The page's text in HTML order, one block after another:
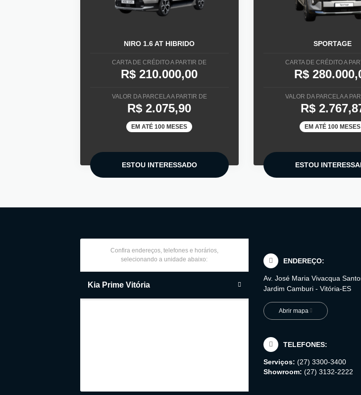
NIRO 1.6 AT HIBRIDO
CARTA DE CRÉDITO A PARTIR DE
R$ 210.000,00
VALOR DA PARCELA A PARTIR DE
R$ 2.075,90
EM ATÉ 100 MESES
ESTOU INTERESSADO
SPORTAGE
CARTA DE CRÉDITO A
R$
VALOR DA PARCELA A
R$
EM ATÉ 100 MESES
ESTOU
Confira endereços, telefones e horários,
selecionando a unidade abaixo:
Kia Prime Vitória
ENDEREÇO:
Av. José Maria Vivacqua
Jardim Camburi - Vitória-ES
Abrir mapa
TELEFONES:
Serviços: (27) 3300-3400
Showroom: (27) 3132-2222